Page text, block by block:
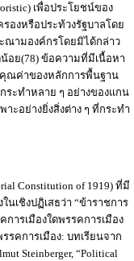
เพื่อประโยชน์ของ
องหรือประท้วงรัฐบาลโดย
ณามองค์กรโดยมิได้กล่าว
อย(78) ข้อความที่มีเนื้อหา
ณค่าของหลักการพื้นฐาน
ระทำหลาย ๆ อย่างของแกน
ะอย่างยิ่งสิ่งต่าง ๆ ที่กระทำ
Constitution of 1919) ที่มี
นเชิงปฏิเสธว่า “ข้าราชการ
ารเมืองใดพรรคการเมือง
รคการเมือง: บทเรียนจาก
Steinberger, “Political